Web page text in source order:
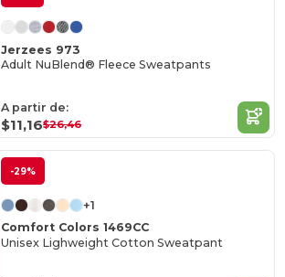
Jerzees 973
Adult NuBlend® Fleece Sweatpants
A partir de:
$11,16$26,46
-29%
+1
Comfort Colors 1469CC
Unisex Lighweight Cotton Sweatpant